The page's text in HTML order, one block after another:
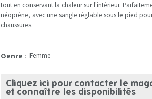
tout en conservant la chaleur sur l'intérieur.
néoprène, avec une sangle réglable sous le pied
chaussures.
Genre : Femme
Cliquez ici pour contacter le
et connaître les disponibilités